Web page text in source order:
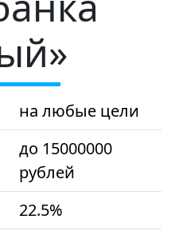
на любые цели
до 15000000
рублей
22.5%